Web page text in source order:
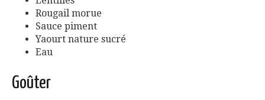
Rougail morue
Sauce piment
Yaourt nature sucré
Eau
Goûter